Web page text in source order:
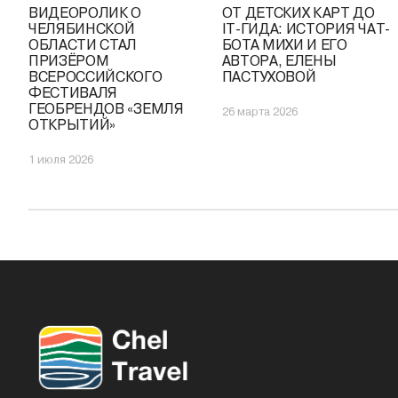
ВИДЕОРОЛИК О
ЧЕЛЯБИНСКОЙ
ОБЛАСТИ СТАЛ
ПРИЗЁРОМ
ВСЕРОССИЙСКОГО
ФЕСТИВАЛЯ
ГЕОБРЕНДОВ «ЗЕМЛЯ
ОТКРЫТИЙ»
1 июля 2026
ОТ ДЕТСКИХ КАРТ ДО
IT-ГИДА: ИСТОРИЯ ЧАТ-
БОТА МИХИ И ЕГО
АВТОРА, ЕЛЕНЫ
ПАСТУХОВОЙ
26 марта 2026